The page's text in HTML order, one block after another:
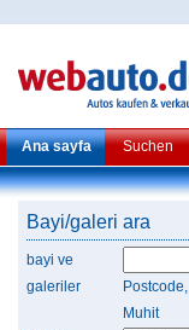
Ana sayfa Suchen
Bayi/galeri ara
bayi ve
galeriler
Postcode,
Muhit